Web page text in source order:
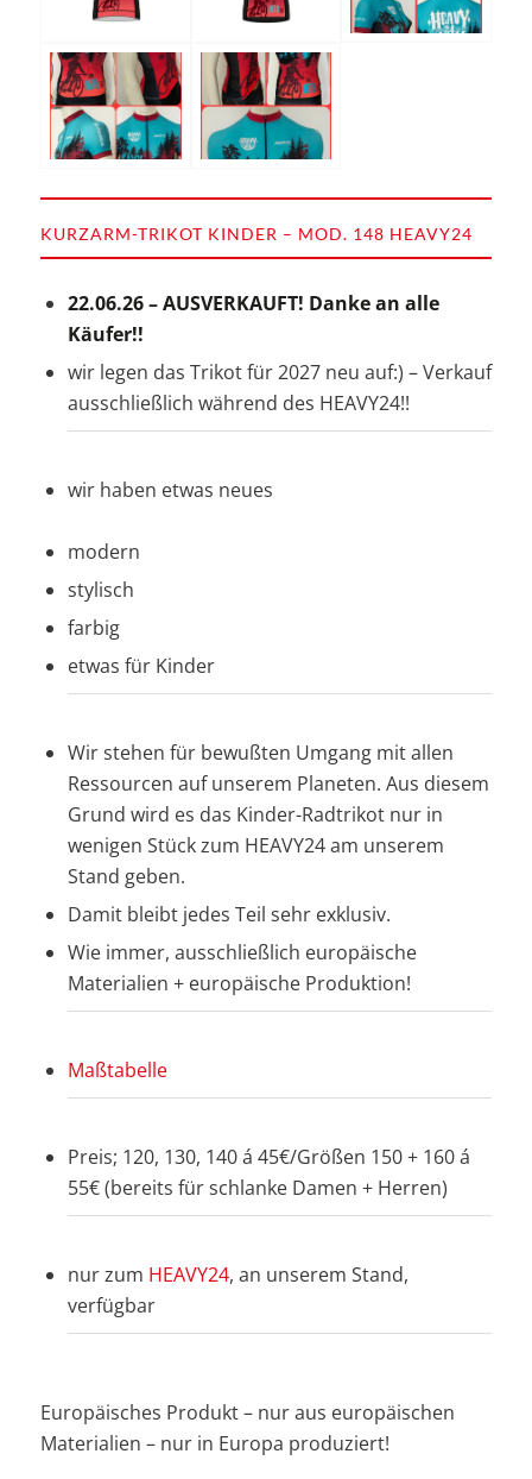
KURZARM-TRIKOT KINDER – MOD. 148 HEAVY24
22.06.26 – AUSVERKAUFT! Danke an alle
Käufer!!
wir legen das Trikot für 2027 neu auf:) – Verkauf
ausschließlich während des HEAVY24!!
wir haben etwas neues
modern
stylisch
farbig
etwas für Kinder
Wir stehen für bewußten Umgang mit allen
Ressourcen auf unserem Planeten. Aus diesem
Grund wird es das Kinder-Radtrikot nur in
wenigen Stück zum HEAVY24 am unserem
Stand geben.
Damit bleibt jedes Teil sehr exklusiv.
Wie immer, ausschließlich europäische
Materialien + europäische Produktion!
Maßtabelle
Preis; 120, 130, 140 á 45€/Größen 150 + 160 á
55€ (bereits für schlanke Damen + Herren)
nur zum HEAVY24, an unserem Stand,
verfügbar
Europäisches Produkt – nur aus europäischen
Materialien – nur in Europa produziert!